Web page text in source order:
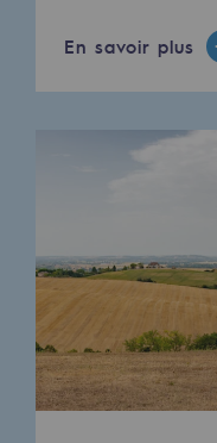
Stockage
Qu'est-ce
Teréga,
En savoir plus